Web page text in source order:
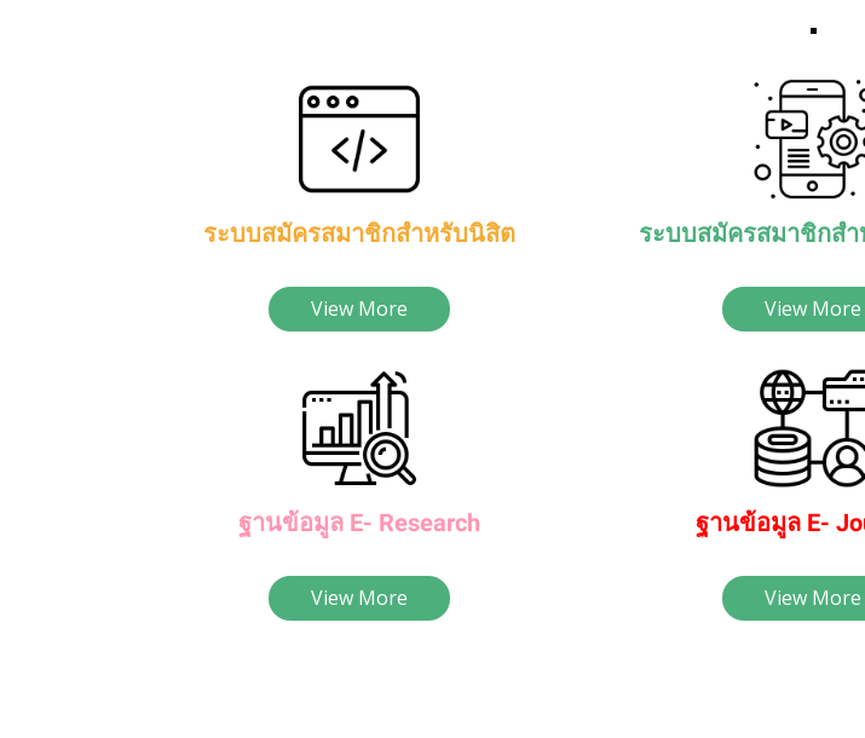
ระบบสมัครสมาชิกสำหรับนิสิต
View More
ระบบสมัครสมาชิกสำ
View More
ฐานข้อมูล E- Research
View More
ฐานข้อมูล E-
View More